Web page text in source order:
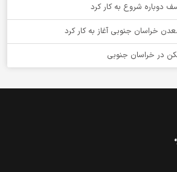
دوباره شروع به کار کرد
خراسان جنوبی آغاز به کار کرد
در خراسان جنوبی